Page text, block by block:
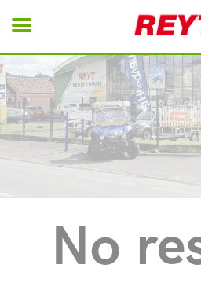
Energie
Motoculture
Matériels Pro
Nettoyage
Tondeuses Robot
Remorques
No